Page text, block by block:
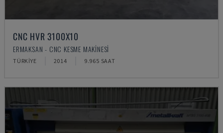
CNC HVR 3100X10
ERMAKSAN - CNC KESME MAKINESI
TÜRKIYE 2014 9.965 SAAT